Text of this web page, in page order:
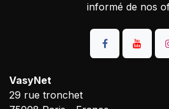
informé de nos
VasyNet
29 rue tronchet